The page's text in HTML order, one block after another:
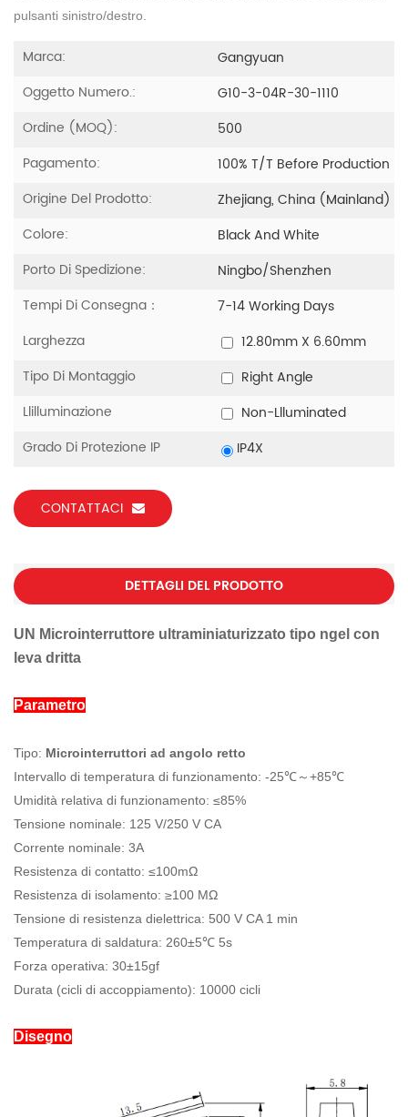
pulsanti sinistro/destro.
Marca:
Gangyuan
Oggetto Numero.:
G10-3-04R-30-1110
Ordine (MOQ):
500
Pagamento:
100% T/T Before Production
Origine Del Prodotto:
Zhejiang, China (Mainland)
Colore:
Black And White
Porto Di Spedizione:
Ningbo/Shenzhen
Tempi Di Consegna：
7-14 Working Days
Larghezza
12.80mm X 6.60mm
Tipo Di Montaggio
Right Angle
Llilluminazione
Non-Llluminated
Grado Di Protezione IP
IP4X
CONTATTACI
DETTAGLI DEL PRODOTTO
UN Microinterruttore ultraminiaturizzato tipo ngel con
leva dritta
Parametro
Tipo: Microinterruttori ad angolo retto
Intervallo di temperatura di funzionamento: -25℃～+85℃
Umidità relativa di funzionamento: ≤85%
Tensione nominale: 125 V/250 V CA
Corrente nominale: 3A
Resistenza di contatto: ≤100mΩ
Resistenza di isolamento: ≥100 MΩ
Tensione di resistenza dielettrica: 500 V CA 1 min
Temperatura di saldatura: 260±5℃ 5s
Forza operativa: 30±15gf
Durata (cicli di accoppiamento): 10000 cicli
Disegno